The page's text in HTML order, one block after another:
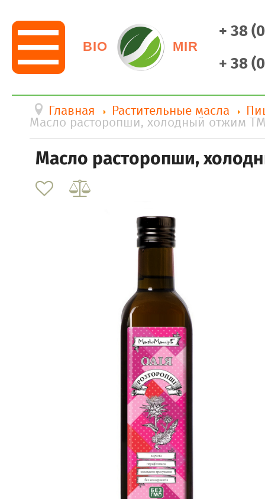
BIO MIR
+ 38
+ 38
Главная Растительные масла
Масло расторопши, холодный отжим
Масло расторопши,